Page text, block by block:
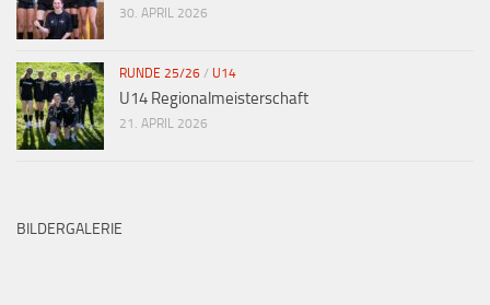
30. APRIL 2026
RUNDE 25/26 / U14
U14 Regionalmeisterschaft
21. APRIL 2026
BILDERGALERIE